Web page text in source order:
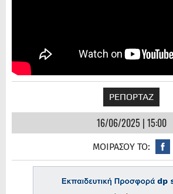
ΡΕΠΟΡΤΑΖ
16/06/2025 | 15:00
ΜΟΙΡΑΣΟΥ ΤΟ: